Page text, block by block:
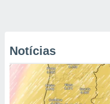
Notícias